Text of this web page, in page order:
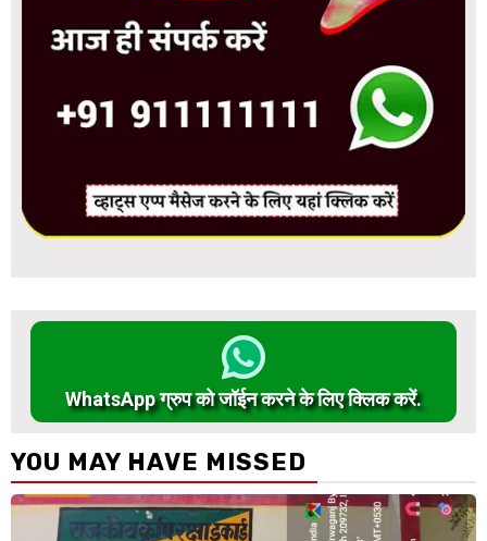
WhatsApp ग्रुप को जॉईन करने के लिए क्लिक करें.
YOU MAY HAVE MISSED